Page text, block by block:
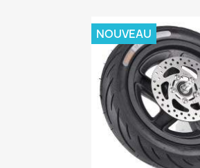
NOUVEAU